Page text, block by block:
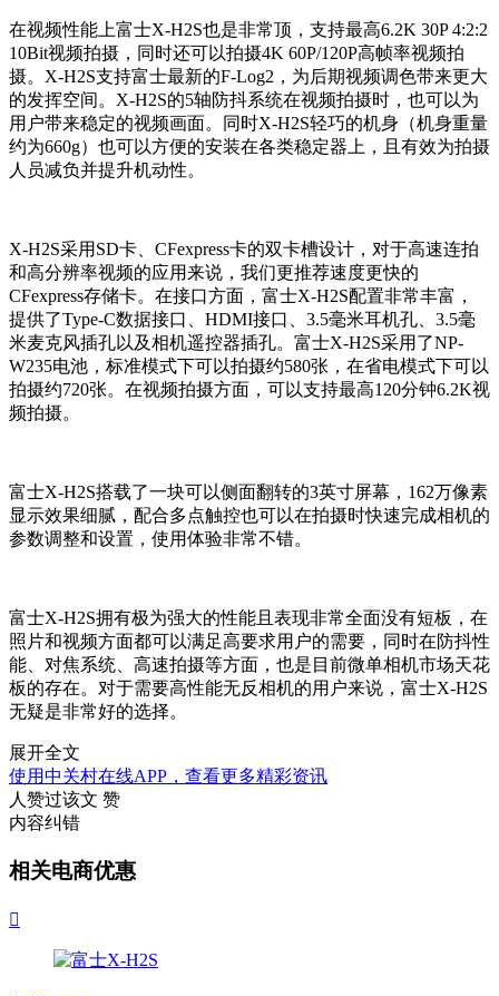
在视频性能上富士X-H2S也是非常顶，支持最高6.2K 30P 4:2:2
10Bit视频拍摄，同时还可以拍摄4K 60P/120P高帧率视频拍
摄。X-H2S支持富士最新的F-Log2，为后期视频调色带来更大
的发挥空间。X-H2S的5轴防抖系统在视频拍摄时，也可以为
用户带来稳定的视频画面。同时X-H2S轻巧的机身（机身重量
约为660g）也可以方便的安装在各类稳定器上，且有效为拍摄
人员减负并提升机动性。
X-H2S采用SD卡、CFexpress卡的双卡槽设计，对于高速连拍
和高分辨率视频的应用来说，我们更推荐速度更快的
CFexpress存储卡。在接口方面，富士X-H2S配置非常丰富，
提供了Type-C数据接口、HDMI接口、3.5毫米耳机孔、3.5毫
米麦克风插孔以及相机遥控器插孔。富士X-H2S采用了NP-
W235电池，标准模式下可以拍摄约580张，在省电模式下可以
拍摄约720张。在视频拍摄方面，可以支持最高120分钟6.2K视
频拍摄。
富士X-H2S搭载了一块可以侧面翻转的3英寸屏幕，162万像素
显示效果细腻，配合多点触控也可以在拍摄时快速完成相机的
参数调整和设置，使用体验非常不错。
富士X-H2S拥有极为强大的性能且表现非常全面没有短板，在
照片和视频方面都可以满足高要求用户的需要，同时在防抖性
能、对焦系统、高速拍摄等方面，也是目前微单相机市场天花
板的存在。对于需要高性能无反相机的用户来说，富士X-H2S
无疑是非常好的选择。
展开全文
使用中关村在线APP，查看更多精彩资讯
人赞过该文 赞
内容纠错
相关电商优惠
